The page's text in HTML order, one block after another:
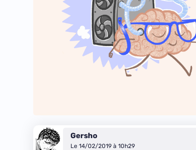
Gersho
Le 14/02/2019 à 10h29